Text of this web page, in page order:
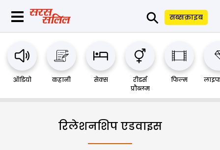
⚲ सब्सक्राइब
ऑडियो कहानी सेक्स
रीडर्स
प्रौब्लम
फिल्म
रिलेशनशिप एडवाइस